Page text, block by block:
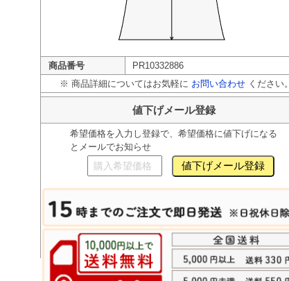
商品番号
PR10332886
※ 商品詳細についてはお気軽に お問い合わせ ください。
値下げメール登録
希望価格を入力し登録で、希望価格に値下げになる
とメールでお知らせ